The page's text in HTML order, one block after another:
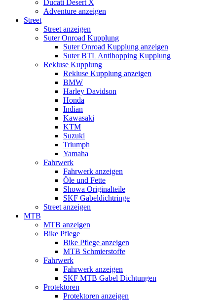
Ducati Desert X
Adventure anzeigen
Street
Street anzeigen
Suter Onroad Kupplung
Suter Onroad Kupplung anzeigen
Suter BTL Antihopping Kupplung
Rekluse Kupplung
Rekluse Kupplung anzeigen
BMW
Harley Davidson
Honda
Indian
Kawasaki
KTM
Suzuki
Triumph
Yamaha
Fahrwerk
Fahrwerk anzeigen
Öle und Fette
Showa Originalteile
SKF Gabeldichtringe
Street anzeigen
MTB
MTB anzeigen
Bike Pflege
Bike Pflege anzeigen
MTB Schmierstoffe
Fahrwerk
Fahrwerk anzeigen
SKF MTB Gabel Dichtungen
Protektoren
Protektoren anzeigen